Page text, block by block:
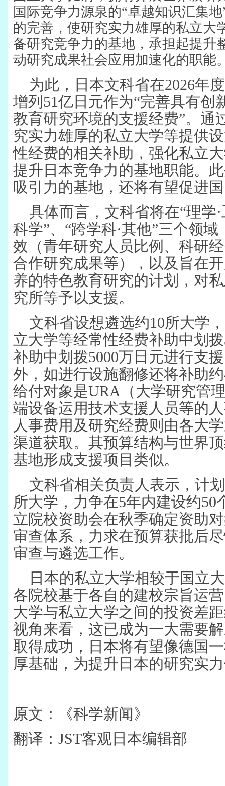
国际竞争力源泉的“卓越知识汇集
的完善，使研究实力雄厚的私立大
备研究竞争力的基地，承担起提升
动研究成果社会应用加速化的职能
为此，日本文科省在2026年
增列51亿日元作为“完善具有创
教育研究环境的支援经费”。通
究实力雄厚的私立大学等提供
性经费的相关补助，强化私立
提升日本竞争力的基地职能。
吸引力的基地，还将有望促进
具体而言，文科省将在“理学
科学”、“跨学科·其他”三个领
效（青年研究人员比例、科研
合作研究成果等），以及旨在
养的特色教育研究的计划，对
究所等予以支援。
文科省设想遴选约10所大学
立大学等经常性经费补助中划
补助中划拨5000万日元进行支
外，如进行设施翻修还将补助
给付对象是URA（大学研究管
端设备运用技术支援人员等的
人事费用及研究经费则由各大
渠道获取。其预算结构与世界
基地形成支援项目类似。
文科省相关负责人表示，计
所大学，力争在5年内建设约
立院校资助会在秋季确定资助
审查体系，力求在预算获批后
审查与遴选工作。
日本的私立大学相较于国立
各院校基于各自的建校宗旨运
大学与私立大学之间的投资差
视角来看，这已成为一大需要
取得成功，日本将有望像德国
厚基础，为提升日本的研究实
原文：《科学新闻》
翻译：JST客观日本编辑部